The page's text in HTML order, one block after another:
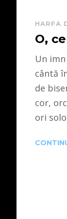
HARFA
O,
Un
cântă
de
cor,
ori